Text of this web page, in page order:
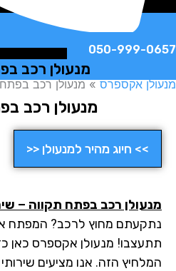
050-999-
מנעולן רכב בפתח
אקספרס»מנעולן רכב בפתח
מנעולן רכב
>> חיוג מהיר למנעולן <<
רכב בפתח תקווה – שירות
מחוץ לרכב? המפתח אבד
מנעולן אקספרס כאן כדי